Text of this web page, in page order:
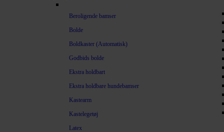
Beroligende bamser
Bolde
Boldkaster (Automatisk)
Godbids bolde
Ekstra holdbart
Ekstra holdbare hundebamser
Kastearm
Kastelegetøj
Latex